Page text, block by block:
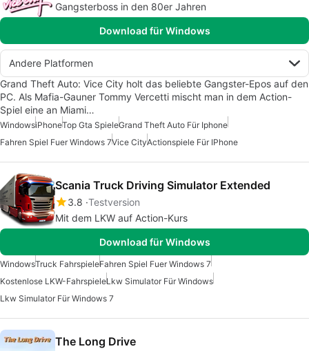
Gangsterboss in den 80er Jahren
Download für Windows
Andere Platformen
Grand Theft Auto: Vice City holt das beliebte Gangster-Epos auf den
PC. Als Mafia-Gauner Tommy Vercetti mischt man in dem Action-
Spiel eine an Miami…
WindowsiPhoneTop Gta SpieleGrand Theft Auto Für Iphone
Fahren Spiel Fuer Windows 7Vice CityActionspiele Für IPhone
Scania Truck Driving Simulator Extended
3.8 Testversion
Mit dem LKW auf Action-Kurs
Download für Windows
WindowsTruck FahrspieleFahren Spiel Fuer Windows 7
Kostenlose LKW-FahrspieleLkw Simulator Für Windows
Lkw Simulator Für Windows 7
The Long Drive